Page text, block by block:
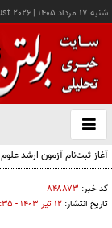
شنبه ۱۷ مرداد ۱۴۰۵ |
2026
باز
و
آغاز ثبت‌نام آزمون ارشد
کد خبر: ۸۴۸۸۷۳
تاریخ انتشار: ۱۲ تير ۱۴۰۳ - ۱۸:۳۵